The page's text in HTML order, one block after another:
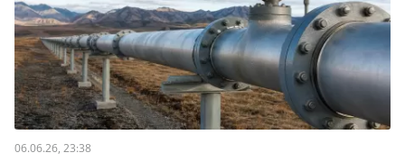
06.06.26, 23:38